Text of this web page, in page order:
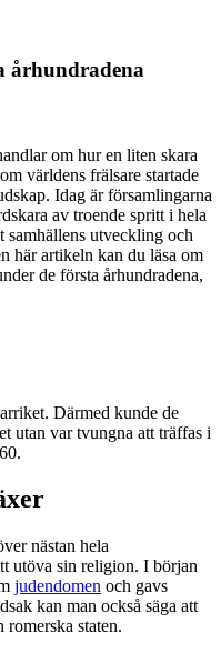
århundradena
om hur en liten skara
världens frälsare startade
Idag är församlingarna
av troende spritt i hela
samhällens utveckling och
här artikeln kan du läsa om
de första århundradena,
Därmed kunde de
utan var tvungna att träffas i
nästan hela
utöva sin religion. I början
judendomen och gavs
kan man också säga att
romerska staten.